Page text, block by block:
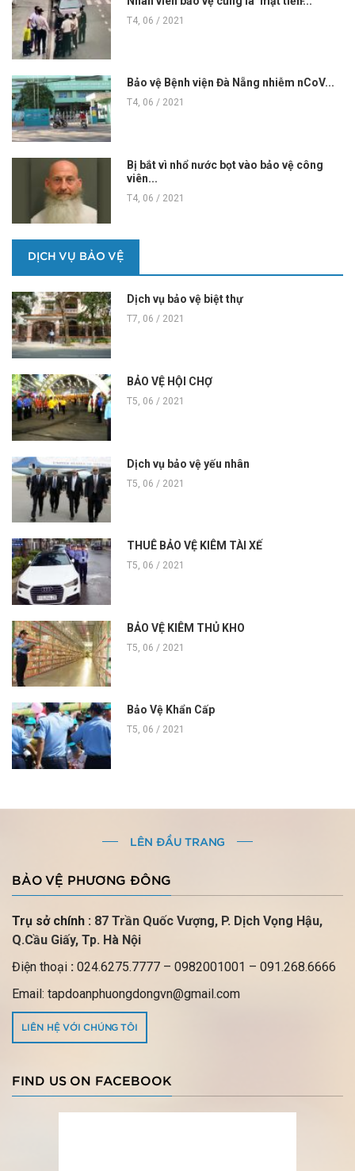
T4, 06 / 2021
Bảo vệ Bệnh viện Đà Nẵng nhiễm nCoV...
T4, 06 / 2021
Bị bắt vì nhổ nước bọt vào bảo vệ công
viên...
T4, 06 / 2021
DỊCH VỤ BẢO VỆ
Dịch vụ bảo vệ biệt thự
T7, 06 / 2021
BẢO VỆ HỘI CHỢ
T5, 06 / 2021
Dịch vụ bảo vệ yếu nhân
T5, 06 / 2021
THUÊ BẢO VỆ KIÊM TÀI XẾ
T5, 06 / 2021
BẢO VỆ KIÊM THỦ KHO
T5, 06 / 2021
Bảo Vệ Khẩn Cấp
T5, 06 / 2021
LÊN ĐẦU TRANG
BẢO VỆ PHƯƠNG ĐÔNG
Trụ sở chính : 87 Trần Quốc Vượng, P. Dịch Vọng Hậu,
Q.Cầu Giấy, Tp. Hà Nội
Điện thoại : 024.6275.7777 – 0982001001 – 091.268.6666
Email: tapdoanphuongdongvn@gmail.com
LIÊN HỆ VỚI CHÚNG TÔI
FIND US ON FACEBOOK